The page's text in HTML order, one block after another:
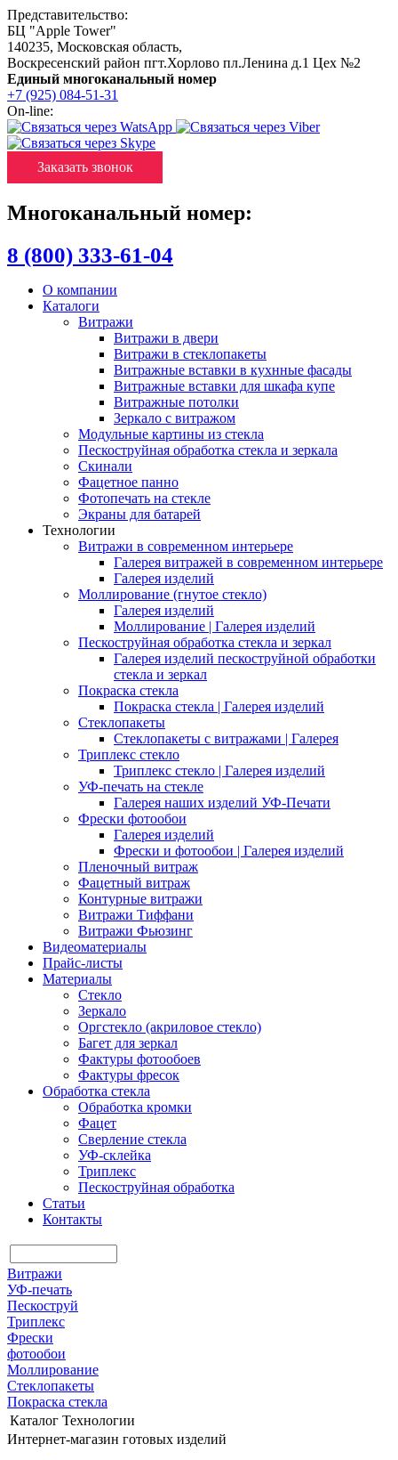
Представительство:
БЦ "Apple Tower"
140235, Московская область,
Воскресенский район пгт.Хорлово пл.Ленина д.1 Цех №2
Единый многоканальный номер
+7 (925) 084-51-31
On-line:
Заказать звонок
Многоканальный номер:
8 (800) 333-61-04
О компании
Каталоги
Витражи
Витражи в двери
Витражи в стеклопакеты
Витражные вставки в кухнные фасады
Витражные вставки для шкафа купе
Витражные потолки
Зеркало с витражом
Модульные картины из стекла
Пескоструйная обработка стекла и зеркала
Скинали
Фацетное панно
Фотопечать на стекле
Экраны для батарей
Технологии
Витражи в современном интерьере
Галерея витражей в современном интерьере
Галерея изделий
Моллирование (гнутое стекло)
Галерея изделий
Моллирование | Галерея изделий
Пескоструйная обработка стекла и зеркал
Галерея изделий пескоструйной обработки
стекла и зеркал
Покраска стекла
Покраска стекла | Галерея изделий
Стеклопакеты
Стеклопакеты с витражами | Галерея
Триплекс стекло
Триплекс стекло | Галерея изделий
УФ-печать на стекле
Галерея наших изделий УФ-Печати
Фрески фотообои
Галерея изделий
Фрески и фотообои | Галерея изделий
Пленочный витраж
Фацетный витраж
Контурные витражи
Витражи Тиффани
Витражи Фьюзинг
Видеоматериалы
Прайс-листы
Материалы
Стекло
Зеркало
Оргстекло (акриловое стекло)
Багет для зеркал
Фактуры фотообоев
Фактуры фресок
Обработка стекла
Обработка кромки
Фацет
Сверление стекла
УФ-склейка
Триплекс
Пескоструйная обработка
Статьи
Контакты
Витражи
УФ-печать
Пескоструй
Триплекс
Фрески
фотообои
Моллирование
Стеклопакеты
Покраска стекла
Каталог Технологии
Интернет-магазин готовых изделий